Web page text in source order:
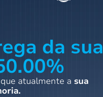
da sua
atualmente a sua